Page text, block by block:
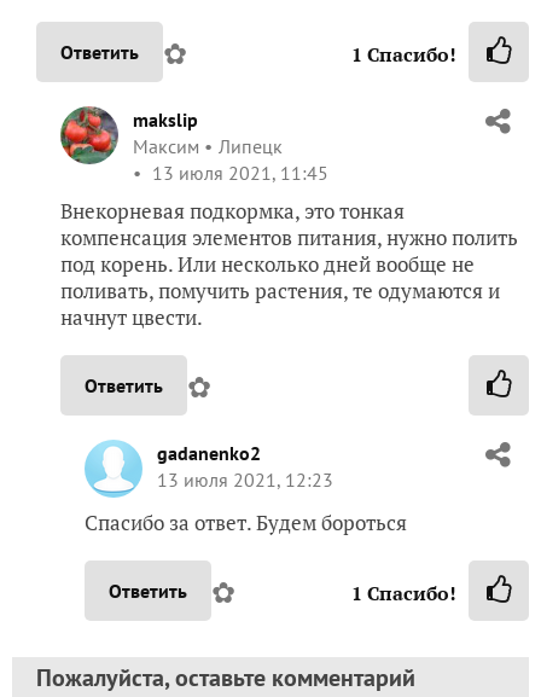
Ответить ✿ 1 Спасибо!
makslip
Максим
Липецк
13 июля 2021, 11:45
Внекорневая подкормка, это тонкая
компенсация элементов питания, нужно полить
под корень. Или несколько дней вообще не
поливать, помучить растения, те одумаются и
начнут цвести.
Ответить ✿
gadanenko2
13 июля 2021, 12:23
Спасибо за ответ. Будем бороться
Ответить ✿ 1 Спасибо!
Пожалуйста, оставьте комментарий